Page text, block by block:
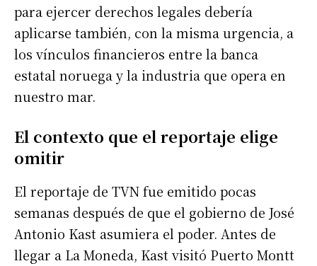
para ejercer derechos legales debería
aplicarse también, con la misma urgencia, a
los vínculos financieros entre la banca
estatal noruega y la industria que opera en
nuestro mar.
El contexto que el reportaje elige
omitir
El reportaje de TVN fue emitido pocas
semanas después de que el gobierno de José
Antonio Kast asumiera el poder. Antes de
llegar a La Moneda, Kast visitó Puerto Montt